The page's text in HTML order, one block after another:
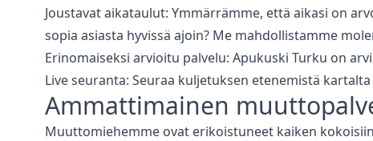
Joustavat aikataulut: Ymmärrämme, että aikasi on
sopia asiasta hyvissä ajoin? Me mahdollistamme
Erinomaiseksi arvioitu palvelu: Apukuski Turku on
Live seuranta: Seuraa kuljetuksen etenemistä
Ammattimainen
Muuttomiehemme ovat erikoistuneet kaiken